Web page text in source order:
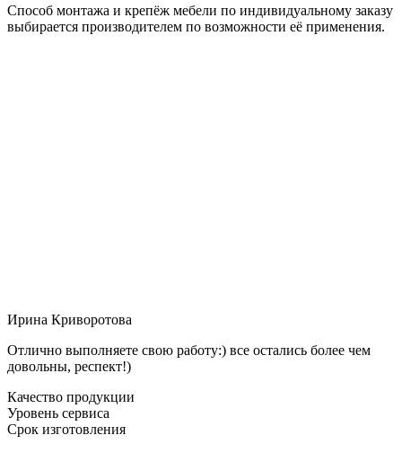
Способ монтажа и крепёж мебели по индивидуальному заказу
выбирается производителем по возможности её применения.
Ирина Криворотова
Отлично выполняете свою работу:) все остались более чем
довольны, респект!)
Качество продукции
Уровень сервиса
Срок изготовления